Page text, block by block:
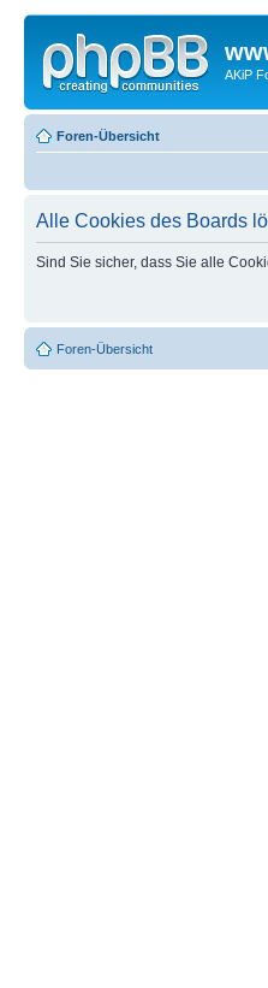
AKiP
Foren-Übersicht
Alle Cookies des Boards
Sind Sie sicher, dass Sie alle
Foren-Übersicht